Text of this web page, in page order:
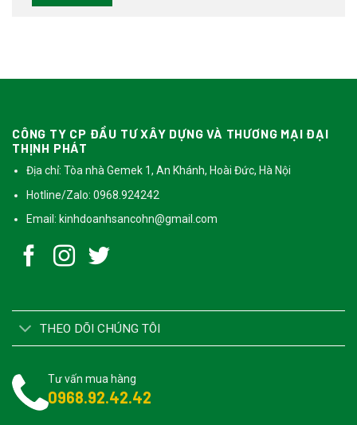
CÔNG TY CP ĐẦU TƯ XÂY DỰNG VÀ THƯƠNG MẠI ĐẠI
THỊNH PHÁT
Địa chỉ: Tòa nhà Gemek 1, An Khánh, Hoài Đức, Hà Nội
Hotline/Zalo: 0968.924242
Email: kinhdoanhsancohn@gmail.com
THEO DÕI CHÚNG TÔI
Tư vấn mua hàng
0968.92.42.42